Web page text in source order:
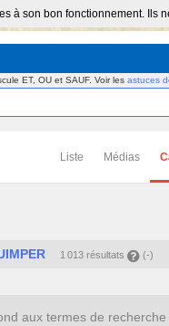
à son bon fonctionnement.
ET, OU et SAUF. Voir les astuces
Liste Médias
1 013 résultats (-)
aux termes de recherche